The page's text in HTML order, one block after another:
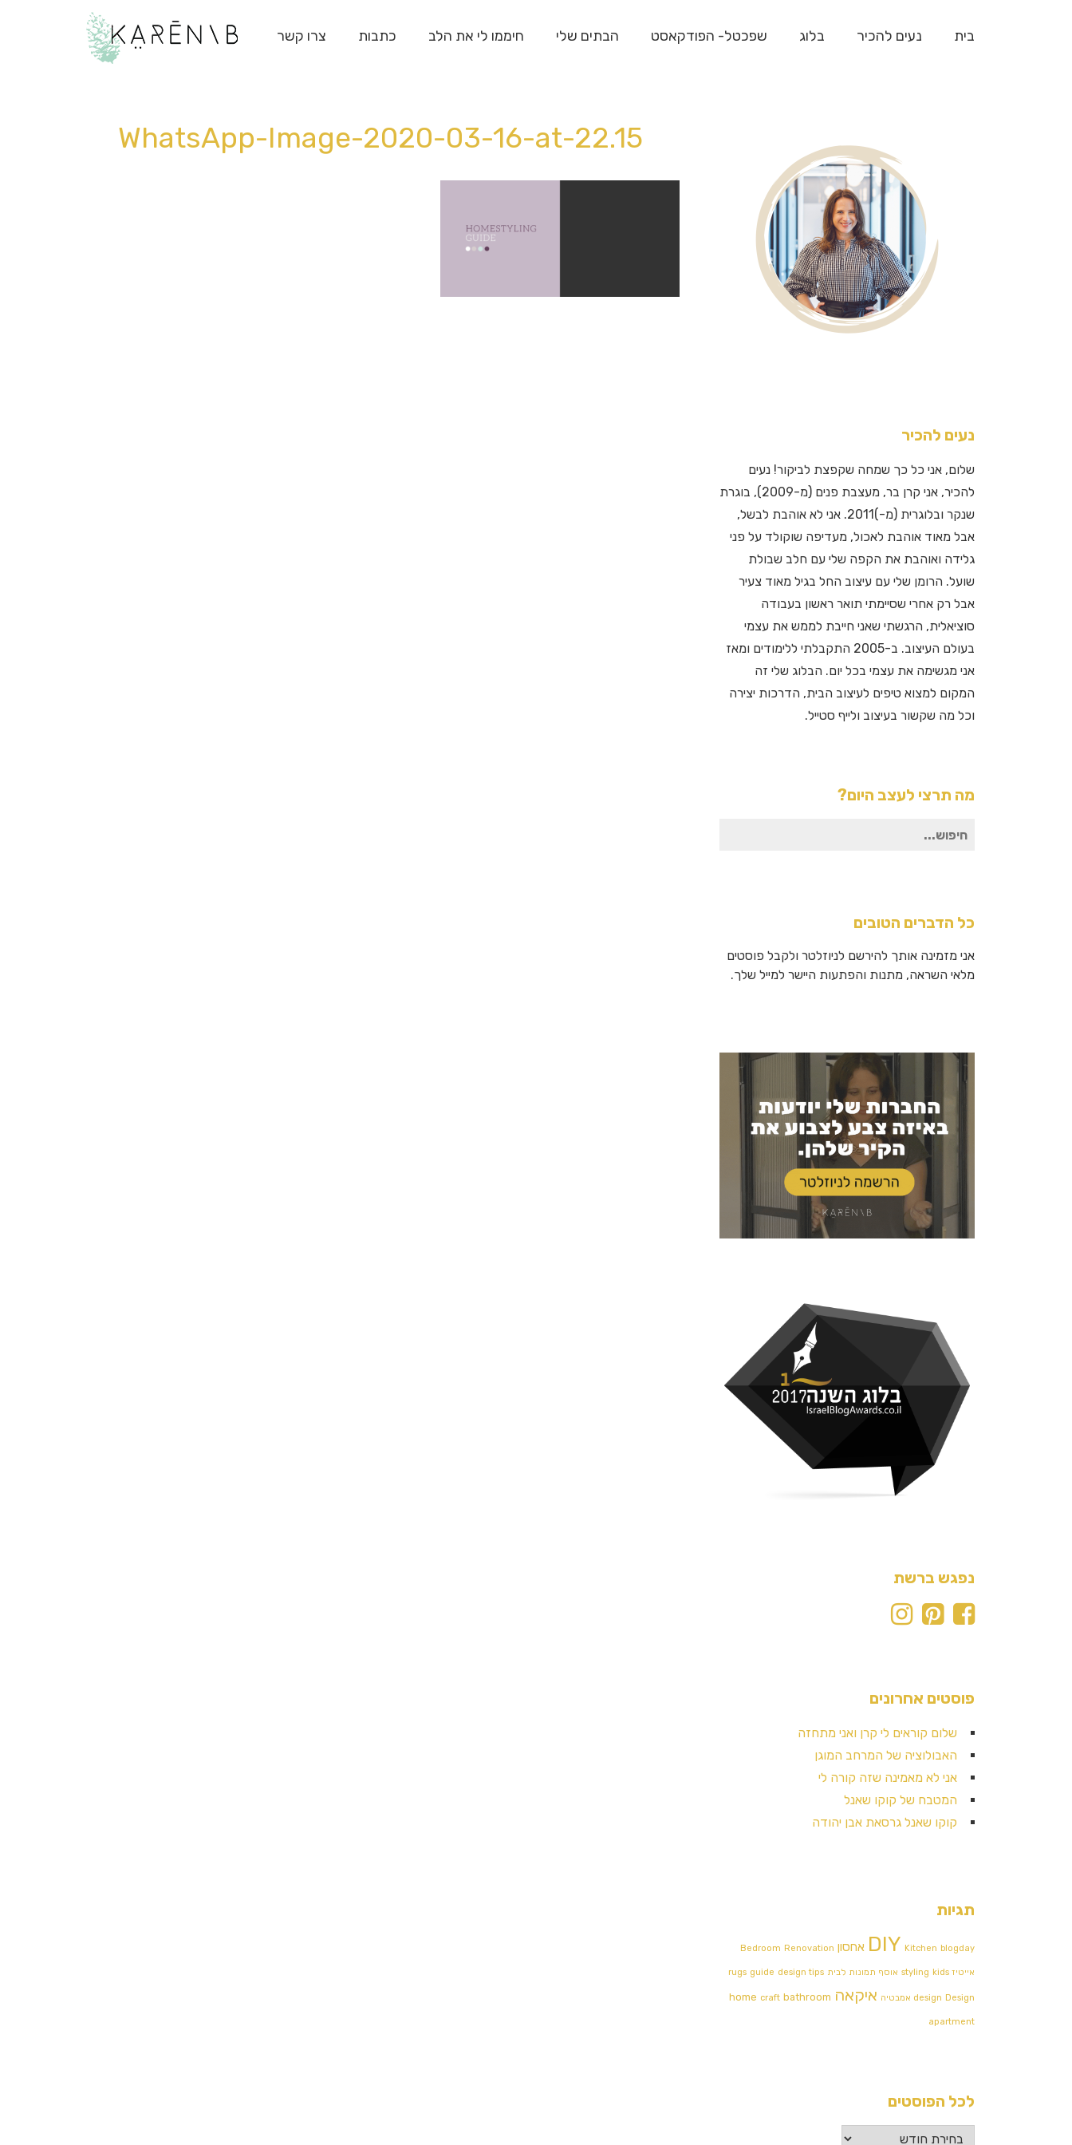
בית נעים להכיר בלוג שפכטל- הפודקאסט הבתים שלי חיממו לי את הלב כתבות צרו קשר
WhatsApp-Image-2020-03-16-at-22.15
נעים להכיר
שלום, אני כל כך שמחה שקפצת לביקור! נעים
להכיר, אני קרן בר, מעצבת פנים (מ-2009), בוגרת
שנקר ובלוגרית (מ-)2011. אני לא אוהבת לבשל,
אבל מאוד אוהבת לאכול, מעדיפה שוקולד על פני
גלידה ואוהבת את הקפה שלי עם חלב שבולת
שועל. הרומן שלי עם עיצוב החל בגיל מאוד צעיר
אבל רק אחרי שסיימתי תואר ראשון בעבודה
סוציאלית, הרגשתי שאני חייבת לממש את עצמי
בעולם העיצוב. ב-2005 התקבלתי ללימודים ומאז
אני מגשימה את עצמי בכל יום. הבלוג שלי זה
המקום למצוא טיפים לעיצוב הבית, הדרכות יצירה
וכל מה שקשור בעיצוב ולייף סטייל.
מה תרצי לעצב היום?
חיפוש
כל הדברים הטובים
אני מזמינה אותך להירשם לניוזלטר ולקבל פוסטים
מלאי השראה, מתנות והפתעות היישר למייל שלך.
נפגש ברשת
פוסטים אחרונים
שלום קוראים לי קרן ואני מתחזה
האבולוציה של המרחב המוגן
אני לא מאמינה שזה קורה לי
המטבח של קוקו שאנל
קוקו שאנל גרסאת אבן יהודה
תגיות
DIY Kitchen blogday אחסון Bedroom Renovation
אייטיז styling kids אוסף תמונות לבית rugs guide design tips
design Design אמבטיה איקאה home craft bathroom
apartment
לכל הפוסטים
לכל